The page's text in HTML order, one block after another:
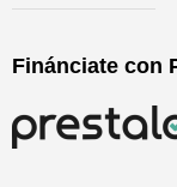
Finánciate con